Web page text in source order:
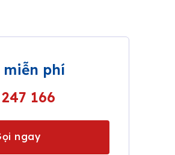
phí
166
ngay